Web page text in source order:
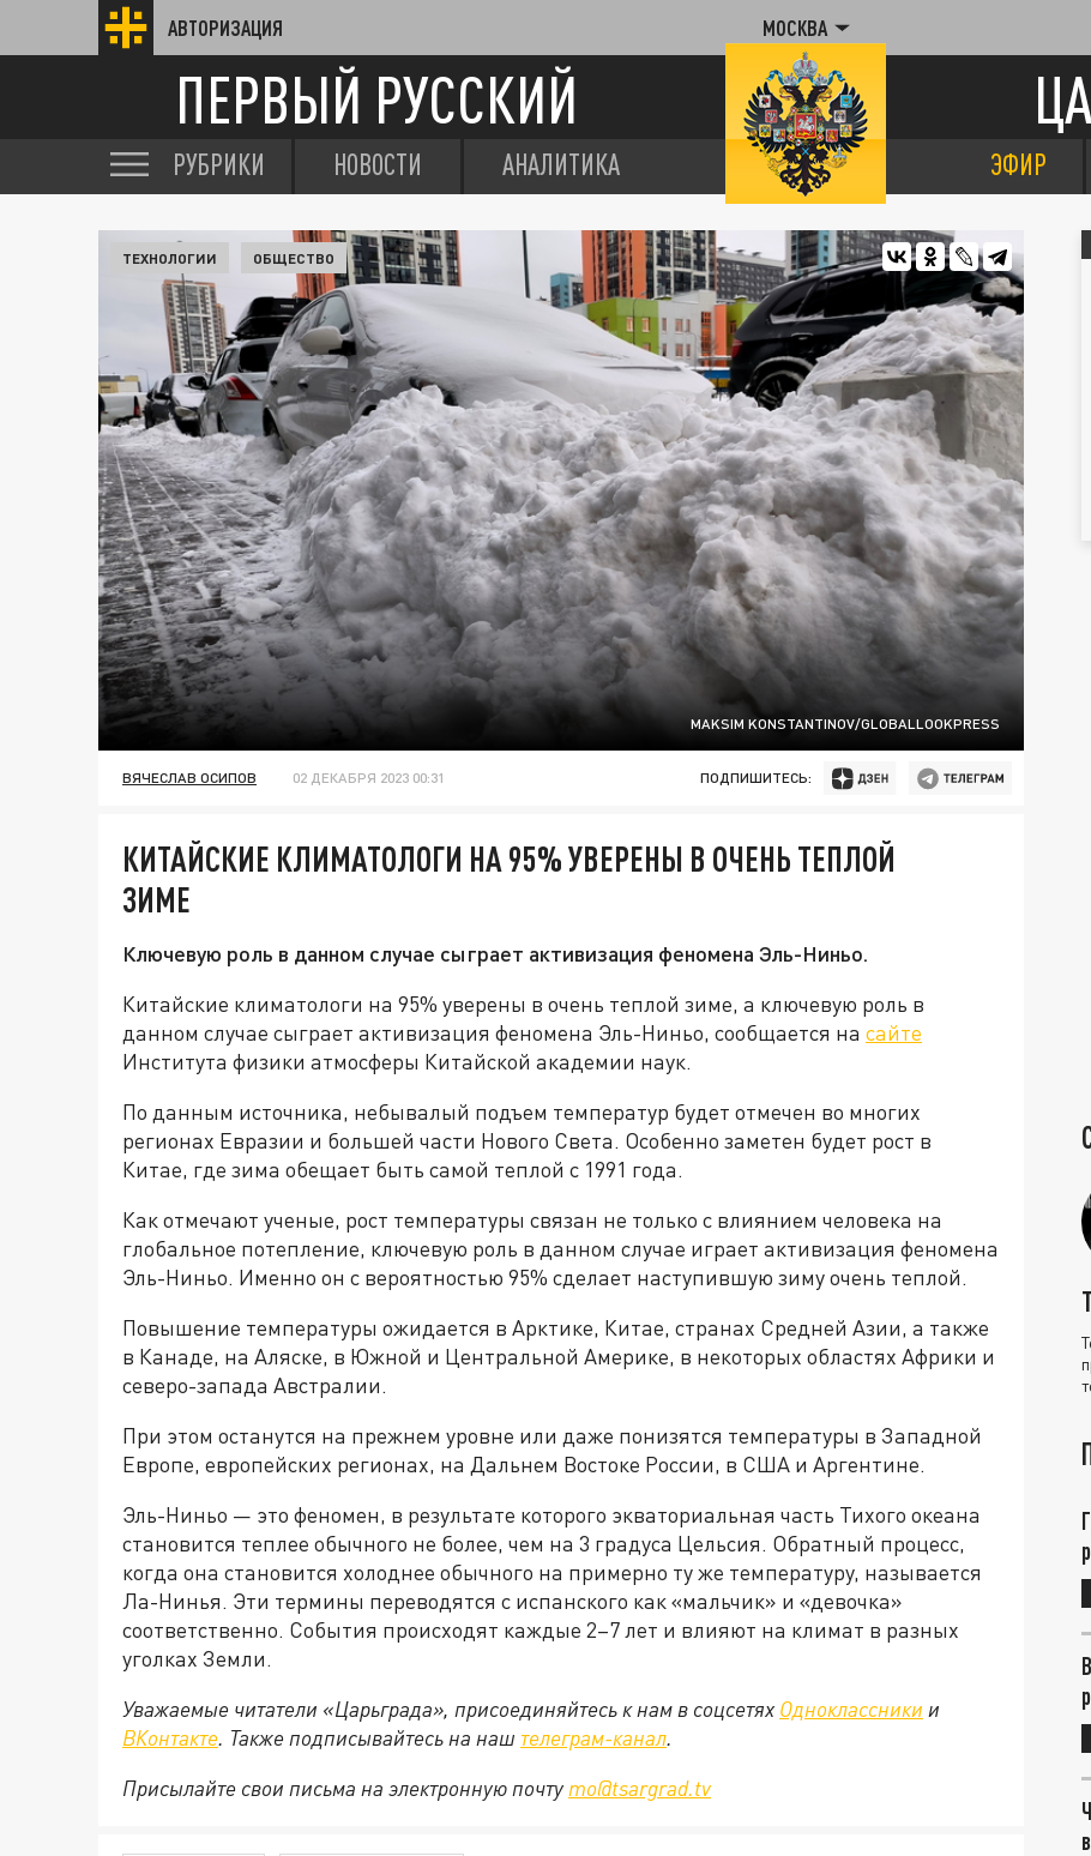
АВТОРИЗАЦИЯ МОСКВА
ПЕРВЫЙ РУССКИЙ
РУБРИКИ НОВОСТИ АНАЛИТИКА ЭФИР
MAKSIM KONSTANTINOV/GLOBALLOOKPRESS
ТЕХНОЛОГИИ ОБЩЕСТВО
ВЯЧЕСЛАВ ОСИПОВ 02 ДЕКАБРЯ 2023 00:31 ПОДПИШИТЕСЬ:
КИТАЙСКИЕ КЛИМАТОЛОГИ НА 95% УВЕРЕНЫ В ОЧЕНЬ ТЕПЛОЙ
ЗИМЕ
Ключевую роль в данном случае сыграет активизация феномена Эль-Ниньо.
Китайские климатологи на 95% уверены в очень теплой зиме, а ключевую роль в
данном случае сыграет активизация феномена Эль-Ниньо, сообщается на сайте
Института физики атмосферы Китайской академии наук.
По данным источника, небывалый подъем температур будет отмечен во многих
регионах Евразии и большей части Нового Света. Особенно заметен будет рост в
Китае, где зима обещает быть самой теплой с 1991 года.
Как отмечают ученые, рост температуры связан не только с влиянием человека на
глобальное потепление, ключевую роль в данном случае играет активизация феномена
Эль-Ниньо. Именно он с вероятностью 95% сделает наступившую зиму очень теплой.
Повышение температуры ожидается в Арктике, Китае, странах Средней Азии, а также
в Канаде, на Аляске, в Южной и Центральной Америке, в некоторых областях Африки и
северо-запада Австралии.
При этом останутся на прежнем уровне или даже понизятся температуры в Западной
Европе, европейских регионах, на Дальнем Востоке России, в США и Аргентине.
Эль-Ниньо — это феномен, в результате которого экваториальная часть Тихого океана
становится теплее обычного не более, чем на 3 градуса Цельсия. Обратный процесс,
когда она становится холоднее обычного на примерно ту же температуру, называется
Ла-Нинья. Эти термины переводятся с испанского как «мальчик» и «девочка»
соответственно. События происходят каждые 2–7 лет и влияют на климат в разных
уголках Земли.
Уважаемые читатели «Царьграда», присоединяйтесь к нам в соцсетях Одноклассники и
ВКонтакте. Также подписывайтесь на наш телеграм-канал.
Присылайте свои письма на электронную почту mo@tsargrad.tv